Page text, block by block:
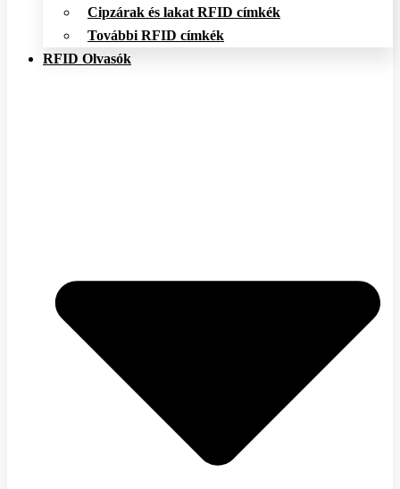
Cipzárak és lakat RFID címkék
További RFID címkék
RFID Olvasók